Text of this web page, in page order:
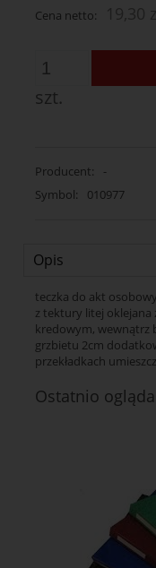
Cena netto:
szt.
Producent:
-
Symbol:
010977
Opis
teczka do akt
z tektury litej oklejana
kredowym, wewnątrz
grzbietu 2cm
przekładkach
Ostatnio